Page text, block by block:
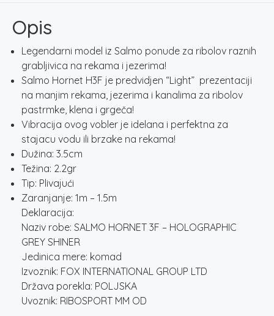
SHINER
količina
Opis
Legendarni model iz Salmo ponude za ribolov raznih
grabljivica na rekama i jezerima!
Salmo Hornet H3F je predvidjen “Light” prezentaciji
na manjim rekama, jezerima i kanalima za ribolov
pastrmke, klena i grgeča!
Vibracija ovog vobler je idelana i perfektna za
stajacu vodu ili brzake na rekama!
Dužina: 3.5cm
Težina: 2.2gr
Tip: Plivajući
Zaranjanje: 1m – 1.5m
Deklaracija:
Naziv robe: SALMO HORNET 3F – HOLOGRAPHIC
GREY SHINER
Jedinica mere: komad
Izvoznik: FOX INTERNATIONAL GROUP LTD
Država porekla: POLJSKA
Uvoznik: RIBOSPORT MM OD